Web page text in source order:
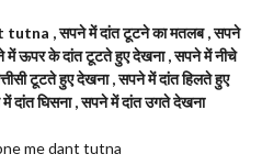
tutna , सपने में दांत टूटने का मतलब , सपने
में ऊपर के दांत टूटते हुए देखना , सपने में नीचे
टूटते हुए देखना , सपने में दांत हिलते हुए
दांत घिसना , सपने में दांत उगते देखना